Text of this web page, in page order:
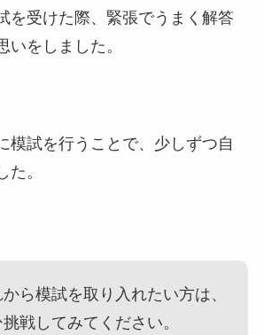
を受けた際、緊張でうまく解答
いをしました。
模試を行うことで、少しずつ自
た。
から模試を取り入れたい方は、
戦してみてください。